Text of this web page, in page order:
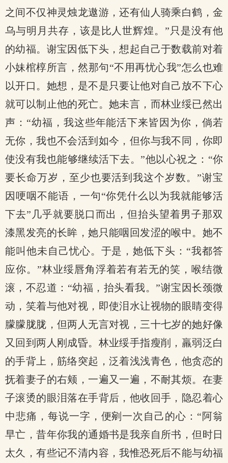
之间不仅神灵烛龙遨游，还有仙人骑乘白鹤，金
乌与明月共存，该是比人世辉煌。”只是没有他
的幼福。谢宝因低下头，想起自己于数载前对着
小妹棺椁所言，然那句“不用再忧心我”怎么也难
以开口。她想，是不是只要让他对自己放不下心
就可以制止他的死亡。她未言，而林业绥已然出
声：“幼福，我这些年能活下来皆因为你，倘若
无你，我也不会活到如今，但你与我不同，你即
使没有我也能够继续活下去。”他以心祝之：“你
要长命万岁，至少也要活到我这个岁数。”谢宝
因哽咽不能语，一句“你凭什么以为我就能够活
下去”几乎就要脱口而出，但抬头望着男子那双
漆黑发亮的长眸，她只能咽回发涩的喉中。她不
能叫他未自己忧心。于是，她低下头：“我都答
应你。”林业绥唇角浮着若有若无的笑，喉结微
滚，不忍道：“幼福，抬头看我。”谢宝因长颈微
动，笑着与他对视，即使泪水让视物的眼睛变得
朦朦胧胧，但两人无言对视，三十七岁的她好像
又回到两人刚成昏。林业绥手指瘦削，羸弱泛白
的手背上，筋络突起，泛着浅浅青色，他贪恋的
抚着妻子的右颊，一遍又一遍，不耐其烦。在妻
子滚烫的眼泪落在手背后，他收回手，隐忍着心
中悲痛，每说一字，便剜一次自己的心：“阿翁
早亡，昔年你我的通婚书是我亲自所书，但时日
太久，有些记不清内容，我惟恐死后不能与幼福